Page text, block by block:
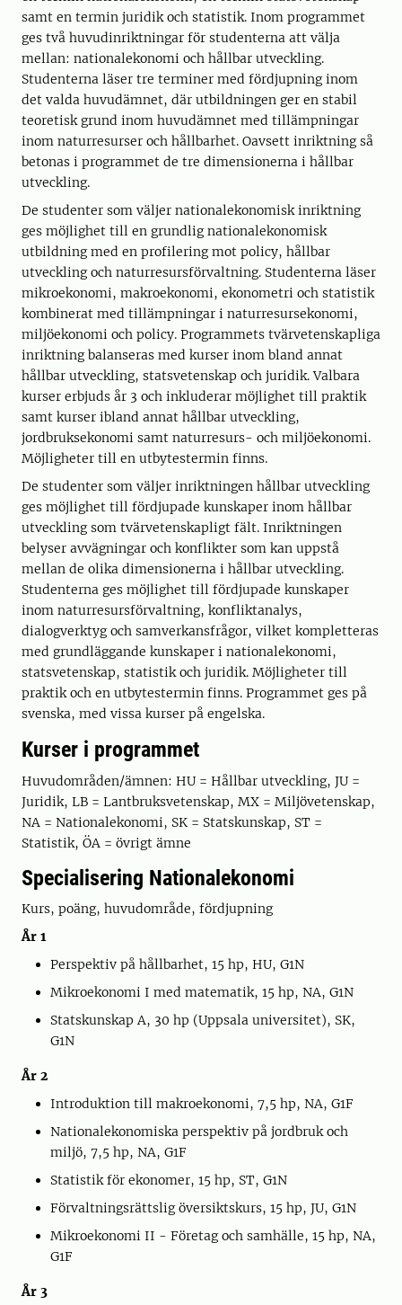
samt en termin juridik och statistik. Inom programmet
ges två huvudinriktningar för studenterna att välja
mellan: nationalekonomi och hållbar utveckling.
Studenterna läser tre terminer med fördjupning inom
det valda huvudämnet, där utbildningen ger en stabil
teoretisk grund inom huvudämnet med tillämpningar
inom naturresurser och hållbarhet. Oavsett inriktning så
betonas i programmet de tre dimensionerna i hållbar
utveckling.
De studenter som väljer nationalekonomisk inriktning
ges möjlighet till en grundlig nationalekonomisk
utbildning med en profilering mot policy, hållbar
utveckling och naturresursförvaltning. Studenterna läser
mikroekonomi, makroekonomi, ekonometri och statistik
kombinerat med tillämpningar i naturresursekonomi,
miljöekonomi och policy. Programmets tvärvetenskapliga
inriktning balanseras med kurser inom bland annat
hållbar utveckling, statsvetenskap och juridik. Valbara
kurser erbjuds år 3 och inkluderar möjlighet till praktik
samt kurser ibland annat hållbar utveckling,
jordbruksekonomi samt naturresurs- och miljöekonomi.
Möjligheter till en utbytestermin finns.
De studenter som väljer inriktningen hållbar utveckling
ges möjlighet till fördjupade kunskaper inom hållbar
utveckling som tvärvetenskapligt fält. Inriktningen
belyser avvägningar och konflikter som kan uppstå
mellan de olika dimensionerna i hållbar utveckling.
Studenterna ges möjlighet till fördjupade kunskaper
inom naturresursförvaltning, konfliktanalys,
dialogverktyg och samverkansfrågor, vilket kompletteras
med grundläggande kunskaper i nationalekonomi,
statsvetenskap, statistik och juridik. Möjligheter till
praktik och en utbytestermin finns. Programmet ges på
svenska, med vissa kurser på engelska.
Kurser i programmet
Huvudområden/ämnen: HU = Hållbar utveckling, JU =
Juridik, LB = Lantbruksvetenskap, MX = Miljövetenskap,
NA = Nationalekonomi, SK = Statskunskap, ST =
Statistik, ÖA = övrigt ämne
Specialisering Nationalekonomi
Kurs, poäng, huvudområde, fördjupning
År 1
Perspektiv på hållbarhet, 15 hp, HU, G1N
Mikroekonomi I med matematik, 15 hp, NA, G1N
Statskunskap A, 30 hp (Uppsala universitet), SK,
G1N
År 2
Introduktion till makroekonomi, 7,5 hp, NA, G1F
Nationalekonomiska perspektiv på jordbruk och
miljö, 7,5 hp, NA, G1F
Statistik för ekonomer, 15 hp, ST, G1N
Förvaltningsrättslig översiktskurs, 15 hp, JU, G1N
Mikroekonomi II - Företag och samhälle, 15 hp, NA,
G1F
År 3